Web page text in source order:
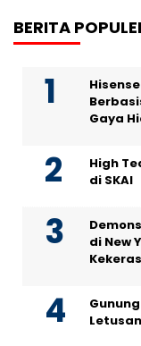
BERITA
Gaya
High
di SKAI
di New